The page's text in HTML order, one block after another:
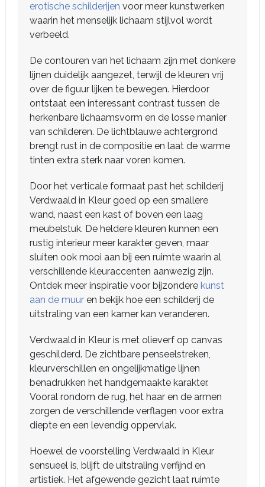
erotische schilderijen voor meer kunstwerken
waarin het menselijk lichaam stijlvol wordt
verbeeld.
De contouren van het lichaam zijn met donkere
lijnen duidelijk aangezet, terwijl de kleuren vrij
over de figuur lijken te bewegen. Hierdoor
ontstaat een interessant contrast tussen de
herkenbare lichaamsvorm en de losse manier
van schilderen. De lichtblauwe achtergrond
brengt rust in de compositie en laat de warme
tinten extra sterk naar voren komen.
Door het verticale formaat past het schilderij
Verdwaald in Kleur goed op een smallere
wand, naast een kast of boven een laag
meubelstuk. De heldere kleuren kunnen een
rustig interieur meer karakter geven, maar
sluiten ook mooi aan bij een ruimte waarin al
verschillende kleuraccenten aanwezig zijn.
Ontdek meer inspiratie voor bijzondere kunst
aan de muur en bekijk hoe een schilderij de
uitstraling van een kamer kan veranderen.
Verdwaald in Kleur is met olieverf op canvas
geschilderd. De zichtbare penseelstreken,
kleurverschillen en ongelijkmatige lijnen
benadrukken het handgemaakte karakter.
Vooral rondom de rug, het haar en de armen
zorgen de verschillende verflagen voor extra
diepte en een levendig oppervlak.
Hoewel de voorstelling Verdwaald in Kleur
sensueel is, blijft de uitstraling verfijnd en
artistiek. Het afgewende gezicht laat ruimte